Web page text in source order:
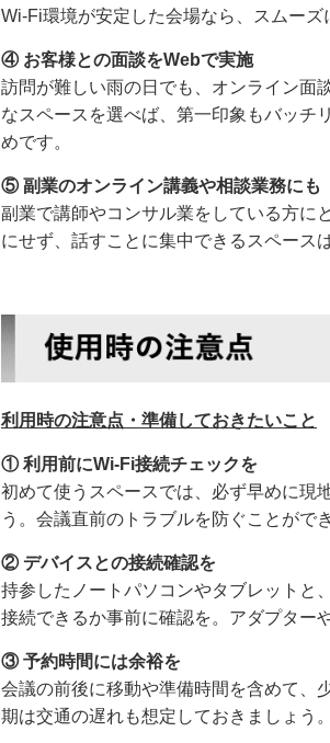
Wi-Fi環境が安定した会場なら、スムーズ
④ お客様との面談をWebで実施
訪問が難しい雨の日でも、オンライン面
なスペースを選べば、第一印象もバッチ
めです。
⑤ 副業のオンライン講義や相談業務にも
副業で講師やコンサル業をしている方に
にせず、話すことに集中できるスペース
利用時の注意点・準備しておきたいこと
① 利用前にWi-Fi接続チェックを
初めて使うスペースでは、必ず早めに現
う。会議直前のトラブルを防ぐことがで
② デバイスとの接続確認を
持参したノートパソコンやタブレットと
接続できるか事前に確認を。アダプター
③ 予約時間には余裕を
会議の前後に移動や準備時間を含めて、
期は交通の遅れも想定しておきましょう。